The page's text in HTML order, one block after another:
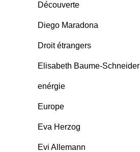
Découverte
Diego Maradona
Droit étrangers
Elisabeth Baume-Schneider
enérgie
Europe
Eva Herzog
Evi Allemann